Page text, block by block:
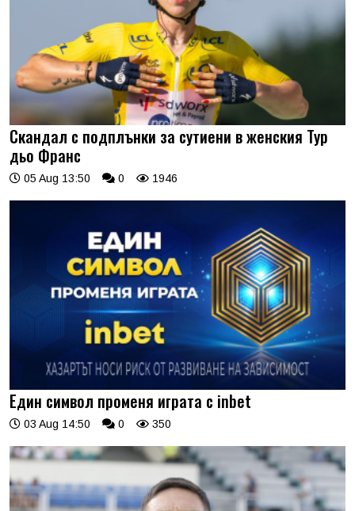
Скандал с подплънки за сутиени в женския Тур
дьо Франс
05 Aug 13:50 0 1946
Един символ променя играта с inbet
03 Aug 14:50 0 350